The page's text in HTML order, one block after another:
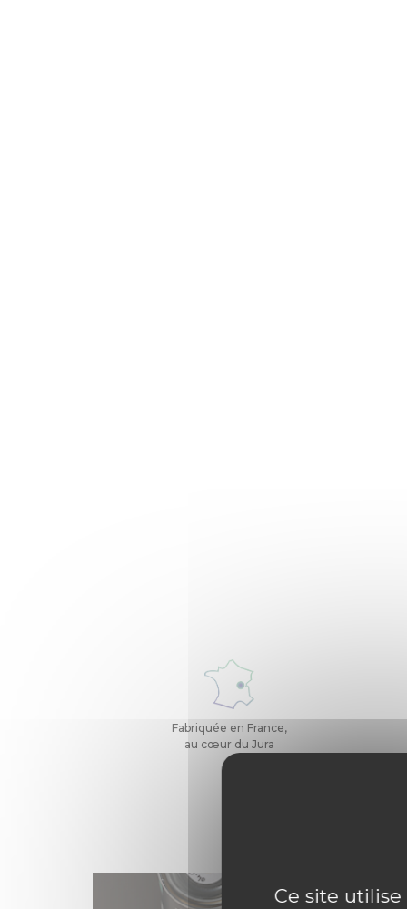
Fabriquée en France,
au cœur du Jura
Ce site